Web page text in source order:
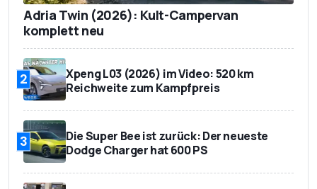
Adria Twin (2026): Kult-Campervan
komplett neu
2
Xpeng L03 (2026) im Video: 520 km
Reichweite zum Kampfpreis
3
Die Super Bee ist zurück: Der neueste
Dodge Charger hat 600 PS